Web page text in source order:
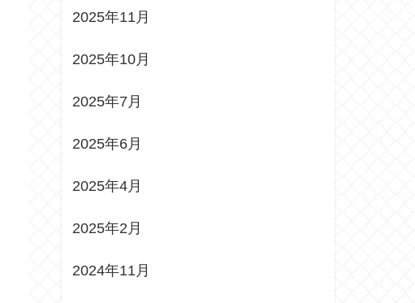
2025年11月
2025年10月
2025年7月
2025年6月
2025年4月
2025年2月
2024年11月